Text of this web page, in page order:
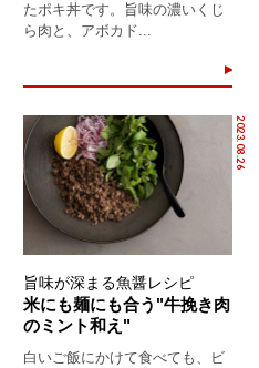
たポキ丼です。旨味の濃いくじ
ら肉と、アボカド...
2023.08.26
旨味が深まる魚醤レシピ
米にも麺にも合う"牛挽き肉
のミント和え"
白いご飯にかけて食べても、ビ